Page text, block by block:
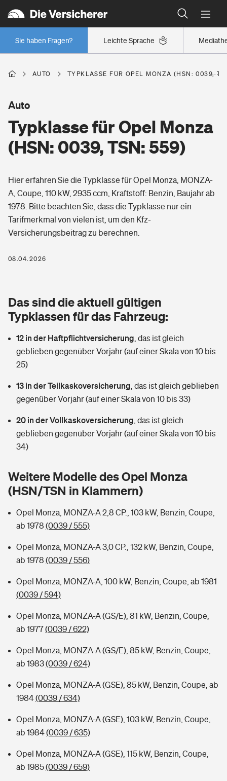
Leichte Sprache
Sie haben Fragen?
Wer versichert was: Jetzt Versicherer finden
Regionalklassen: So ist Ihre Region eingestuft
Wer versichert was: Jetzt Versicherer finden
Berufsunfähigkeitsversicherung
Erwerbsunfähigkeitsversicherung
Grundfähigkeitsversicherung
Arbeitsrechtsschutz
Berufshaftpflichtversicherung
Zur Übersicht
Tools
Wer versichert was: Jetzt Versicherer finden
Sie haben Fragen?
Wohnen
Hausratversicherung
Glasversicherung
Mietkautionsversicherung
Restkreditversicherung
Tools
Hochwasser-Check: Wie gefährdet ist Ihr Haus?
Sie haben Fragen?
Freizeit
Pri­vate Haft­pflicht­
Kinderunfall­ver­si­che­rung
Kinderinvalidität
Hundehalter-Haftpflicht
Handyversicherung
Private Cyberversicherung
Zur Übersicht
Kinderunfall-Check: Mehr Sicherheit für deine Kids
Typklassen: So ist Ihr Auto eingestuft
Sie haben Fragen?
Gesundheit
Private Krankenversicherung
Dread-Disease-Versicherung
Tierkrankenversicherung
Zur Übersicht
Tools
Wer versichert was: Jetzt Versicherer finden
Rentenrechner: Wie viel Geld bekomme ich im Alter?
AUTO TYPKLASSE FÜR OPEL MONZA (HSN: 0039,
Typklasse für Opel Monza
(HSN: 0039, TSN: 559)
Auto
Hier erfahren Sie die Typklasse für Opel Monza, MONZA-
A, Coupe, 110 kW, 2935 ccm, Kraftstoff: Benzin, Baujahr ab
1978. Bitte beachten Sie, dass die Typklasse nur ein
Tarifmerkmal von vielen ist, um den Kfz-
Versicherungsbeitrag zu berechnen.
08.04.2026
Das sind die aktuell gültigen
Typklassen für das Fahrzeug:
12 in der Haftpflichtversicherung das ist gleich
geblieben gegenüber Vorjahr (auf einer Skala von 10 bis
25)
13 in der Teilkaskoversicherung das ist gleich geblieben
gegenüber Vorjahr (auf einer Skala von 10 bis 33)
20 in der Vollkaskoversicherung das ist gleich
geblieben gegenüber Vorjahr (auf einer Skala von 10 bis
34)
Weitere Modelle des Opel Monza
(HSN/TSN in Klammern)
Opel Monza, MONZA-A 2,8 CP., 103 kW, Benzin, Coupe,
ab 1978 (0039 / 555)
Opel Monza, MONZA-A 3,0 CP., 132 kW, Benzin, Coupe,
ab 1978 (0039 / 556)
Opel Monza, MONZA-A, 100 kW, Benzin, Coupe, ab 1981
(0039 / 594)
Opel Monza, MONZA-A (GS/E), 81 kW, Benzin, Coupe,
ab 1977(0039 / 622)
Opel Monza, MONZA-A (GS/E), 85 kW, Benzin, Coupe,
ab 1983(0039 / 624)
Opel Monza, MONZA-A (GSE), 85 kW, Benzin, Coupe, ab
1984(0039 / 634)
Opel Monza, MONZA-A (GSE), 103 kW, Benzin, Coupe,
ab 1984(0039 / 635)
Opel Monza, MONZA-A (GSE), 115 kW, Benzin, Coupe,
ab 1985(0039 / 659)